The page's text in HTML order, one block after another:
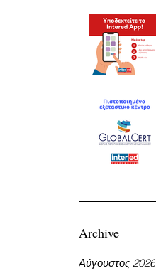
Archive
Αύγουστος 2026